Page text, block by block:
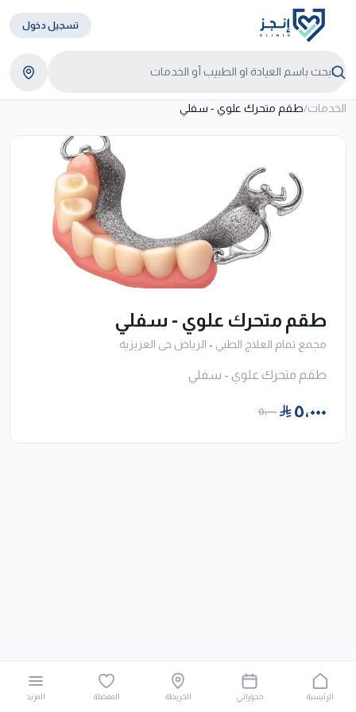
تسجيل دخول
الخدمات/طقم متحرك علوي - سفلي
طقم متحرك علوي - سفلي
مجمع تمام العلاج الطبي • الرياض حى العزيزية
طقم متحرك علوي - سفلي
٥٬٠٠٠ ٥٬٠٠٠
الرئيسية حجوزاتي الخريطة المفضلة المزيد